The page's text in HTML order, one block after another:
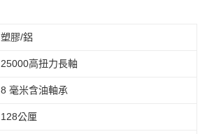
塑膠/鋁
25000高扭力長軸
8 毫米含油軸承
128公厘